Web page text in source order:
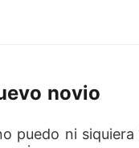
novio
puedo ni